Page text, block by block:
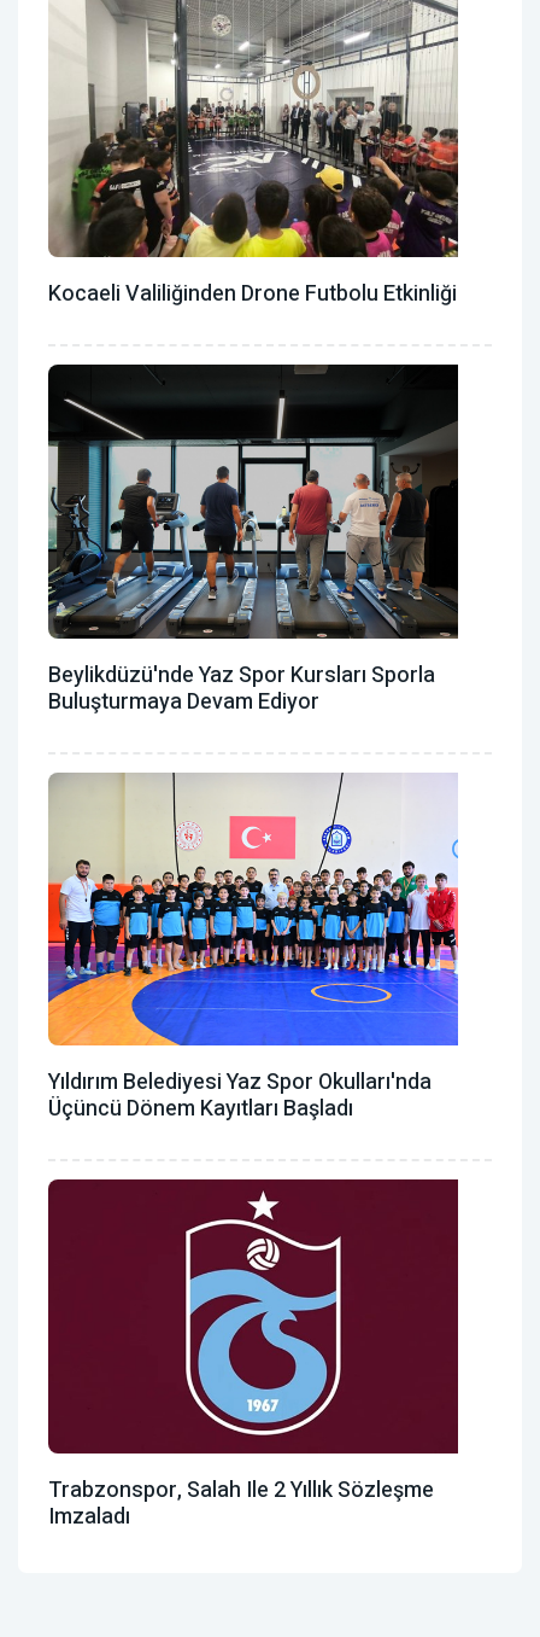
Kocaeli Valiliğinden Drone Futbolu Etkinliği
Beylikdüzü'nde Yaz Spor Kursları Sporla
Buluşturmaya Devam Ediyor
Yıldırım Belediyesi Yaz Spor Okulları'nda
Üçüncü Dönem Kayıtları Başladı
Trabzonspor, Salah Ile 2 Yıllık Sözleşme
Imzaladı